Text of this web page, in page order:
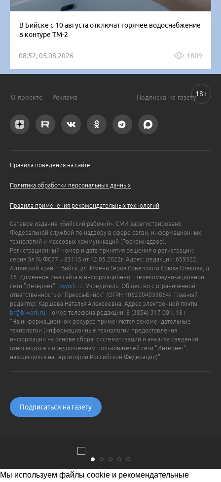
В Бийске с 10 августа отключат горячее водоснабжение
в контуре ТМ-2
08:52, 05.08.2026 1809
О проекте Реклама Подписка на газету
Правила поведения на сайте
Политика обработки персональных данных
Правила применения рекомендательных технологий
Сетевое издание «Бийский рабочий». СМИ зарегистрировано
Федеральной службой по надзору в сфере связи, информационных
технологий и массовых коммуникаций (Роскомнадзор).
Регистрационный номер и дата принятия решения о регистрации:
серия Эл № ФС77 – 83115 от 12.05.2022г. Адрес: редакции: 659322,
Алтайский край, г. Бийск, ул. Имени Героя Советского Союза Спекова, д.
16. Доменное имя сайта в информационно – телекоммуникационной
сети "Интернет": biwork.ru . Учредитель: Общество с ограниченной
ответственностью "Пресса-Бийск" (ОГРН 1062204039864). Главный
редактор: Каршева Наталья Алексеевна. Адрес электронной почты:
br@biwork.ru , номер телефона редакции: 8 (3854) 317-001. 18+
"На информационном ресурсе применяются рекомендательные
технологии (информационные технологии предоставления
информации на основе сбора, систематизации и анализа сведений,
относящихся к предпочтениям пользователей сети "Интернет",
находящихся на территории Российской Федерации)".
Подписаться на газету
18+
Мы используем файлы cookie и рекомендательные